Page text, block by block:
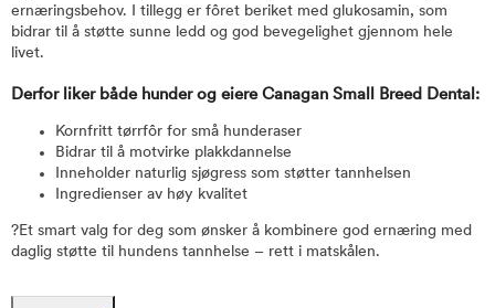
ernæringsbehov. I tillegg er fôret beriket med glukosamin, som
bidrar til å støtte sunne ledd og god bevegelighet gjennom hele
livet.
Derfor liker både hunder og eiere Canagan Small Breed Dental:
Kornfritt tørrfôr for små hunderaser
Bidrar til å motvirke plakkdannelse
Inneholder naturlig sjøgress som støtter tannhelsen
Ingredienser av høy kvalitet
?Et smart valg for deg som ønsker å kombinere god ernæring med
daglig støtte til hundens tannhelse – rett i matskålen.